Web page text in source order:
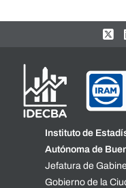
Instituto de
Autónoma de
Jefatura de
Gobierno de la